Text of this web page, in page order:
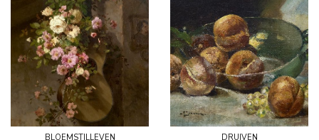
bloemstilleven druiven